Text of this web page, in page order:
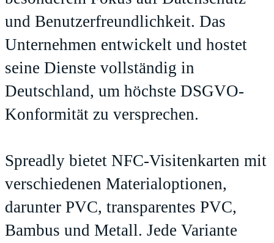
und Benutzerfreundlichkeit. Das
Unternehmen entwickelt und hostet
seine Dienste vollständig in
Deutschland, um höchste DSGVO-
Konformität zu versprechen.
Spreadly bietet NFC-Visitenkarten mit
verschiedenen Materialoptionen,
darunter PVC, transparentes PVC,
Bambus und Metall. Jede Variante